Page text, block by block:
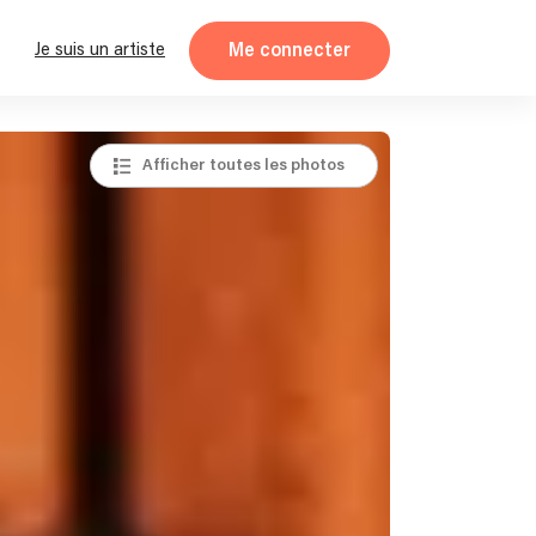
Je suis un artiste Me connecter
Afficher toutes les photos